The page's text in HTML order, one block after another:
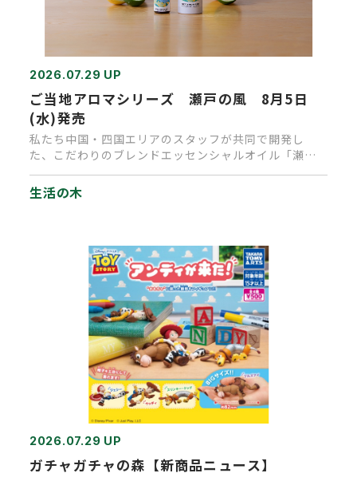
2026.07.29 UP
ご当地アロマシリーズ 瀬戸の風 8月5日
(水)発売
私たち中国・四国エリアのスタッフが共同で開発し
た、こだわりのブレンドエッセンシャルオイル「瀬戸
生活の木
2026.07.29 UP
ガチャガチャの森【新商品ニュース】